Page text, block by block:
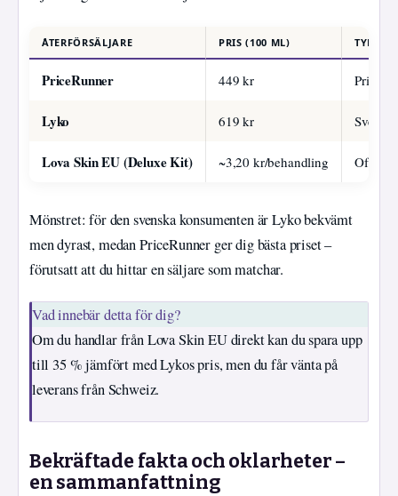
ÅTERFÖRSÄLJARE PRIS (100 ML) TYP
PriceRunner 449 kr
Lyko 619 kr Svensk
Lova Skin EU (Deluxe Kit) ~3,20 kr/behandling
Mönstret: för den svenska konsumenten är Lyko bekvämt
men dyrast, medan PriceRunner ger dig bästa priset –
förutsatt att du hittar en säljare som matchar.
Vad innebär detta för dig?
Om du handlar från Lova Skin EU direkt kan du spara upp
till 35 % jämfört med Lykos pris, men du får vänta på
leverans från Schweiz.
Bekräftade fakta och oklarheter –
en sammanfattning